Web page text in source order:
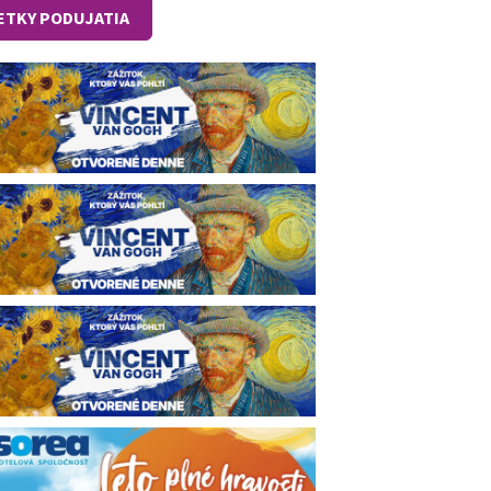
PODUJATIA